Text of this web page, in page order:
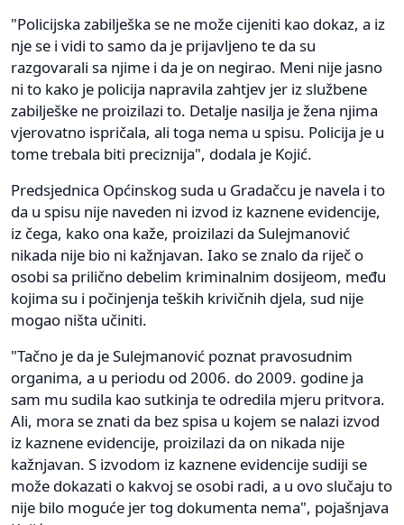
"Policijska zabilješka se ne može cijeniti kao dokaz, a iz
nje se i vidi to samo da je prijavljeno te da su
razgovarali sa njime i da je on negirao. Meni nije jasno
ni to kako je policija napravila zahtjev jer iz službene
zabilješke ne proizilazi to. Detalje nasilja je žena njima
vjerovatno ispričala, ali toga nema u spisu. Policija je u
tome trebala biti preciznija", dodala je Kojić.
Predsjednica Općinskog suda u Gradačcu je navela i to
da u spisu nije naveden ni izvod iz kaznene evidencije,
iz čega, kako ona kaže, proizilazi da Sulejmanović
nikada nije bio ni kažnjavan. Iako se znalo da riječ o
osobi sa prilično debelim kriminalnim dosijeom, među
kojima su i počinjenja teških krivičnih djela, sud nije
mogao ništa učiniti.
"Tačno je da je Sulejmanović poznat pravosudnim
organima, a u periodu od 2006. do 2009. godine ja
sam mu sudila kao sutkinja te odredila mjeru pritvora.
Ali, mora se znati da bez spisa u kojem se nalazi izvod
iz kaznene evidencije, proizilazi da on nikada nije
kažnjavan. S izvodom iz kaznene evidencije sudiji se
može dokazati o kakvoj se osobi radi, a u ovo slučaju to
nije bilo moguće jer tog dokumenta nema", pojašnjava